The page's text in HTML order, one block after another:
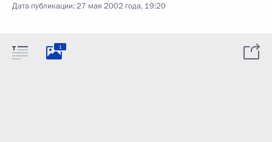
Дата публикации:27 мая 2002 года, 19:20
1